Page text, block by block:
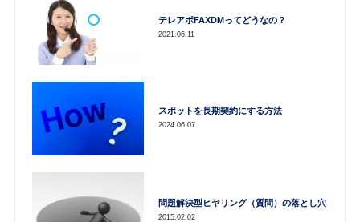
テレアポFAXDMってどうなの？
2021.06.11
スポットを長期契約にする方法
2024.06.07
問題解決型ヒヤリング（質問）の落とし穴
2015.02.02